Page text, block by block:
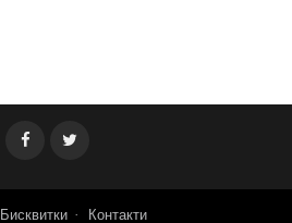
Facebook
Бисквитки Контакти